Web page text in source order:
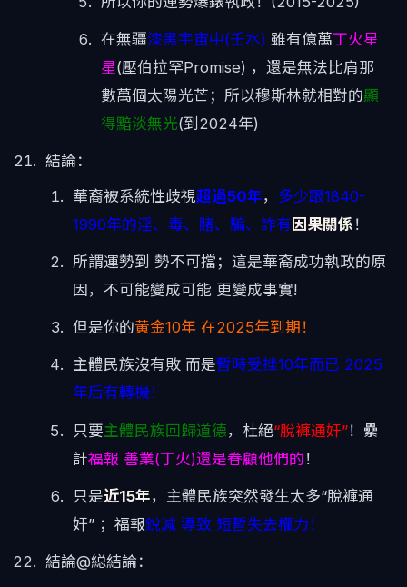
在無疆漆黑宇宙中(壬水) 雖有億萬丁火星
星(壓伯拉罕Promise) ，還是無法比肩那
數萬個太陽光芒；所以穆斯林就相對的顯
得黯淡無光(到2024年)
結論：
華裔被系統性歧視超過50年， 多少跟1840-
1990年的淫、毒、賭、騙、詐有 因果關係 ！
所謂運勢到 勢不可擋；這是華裔成功執政的原
因，不可能變成可能 更變成事實!
但是你的黃金10年 在2025年到期！
主體民族沒有敗 而是暫時受挫10年而已 2025
年后有轉機！
只要主體民族回歸道德，杜絕“脫褲通奸”！纍
計福報 善業(丁火)還是眷顧他們的 ！
只是近15年，主體民族突然發生太多“脫褲通
奸” ；福報銳減 導致 短暫失去權力！
結論@縂結論：